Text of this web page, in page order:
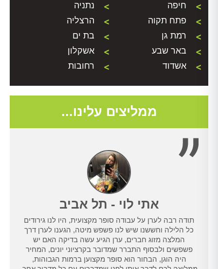
חיפה
נתניה
פתח תקוה
הרצליה
רמת גן
בת ים
באר שבע
אשקלון
אשדוד
רחובות
ממליצים עלינו...
אתי לוי - תל אביב
תודה רבה לערן על עבודה סופר מקצועית, היו לנו גירודים
כל הלילה וחששנו שיש לנו פשפש מיטה, הגענו לערן דרך
המלצה מזוג חברים, ערן הגיע עשה בדיקה האם יש
פשפשים ולבסוף התברר שמדובר בקרציוני יונים, המחיר
היה הוגן, הבחור הוא סופר מקצוען ברמות הגבוהות,